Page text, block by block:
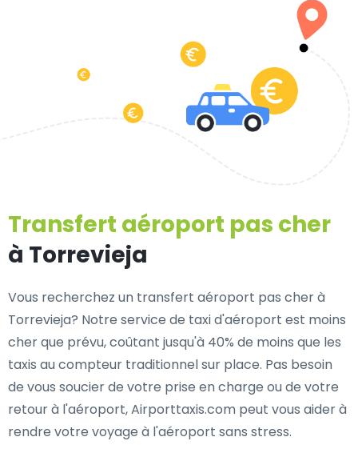
Transfert aéroport pas cher
à Torrevieja
Vous recherchez un transfert aéroport pas cher à
Torrevieja? Notre service de taxi d'aéroport est moins
cher que prévu, coûtant jusqu'à 40% de moins que les
taxis au compteur traditionnel sur place. Pas besoin
de vous soucier de votre prise en charge ou de votre
retour à l'aéroport, Airporttaxis.com peut vous aider à
rendre votre voyage à l'aéroport sans stress.